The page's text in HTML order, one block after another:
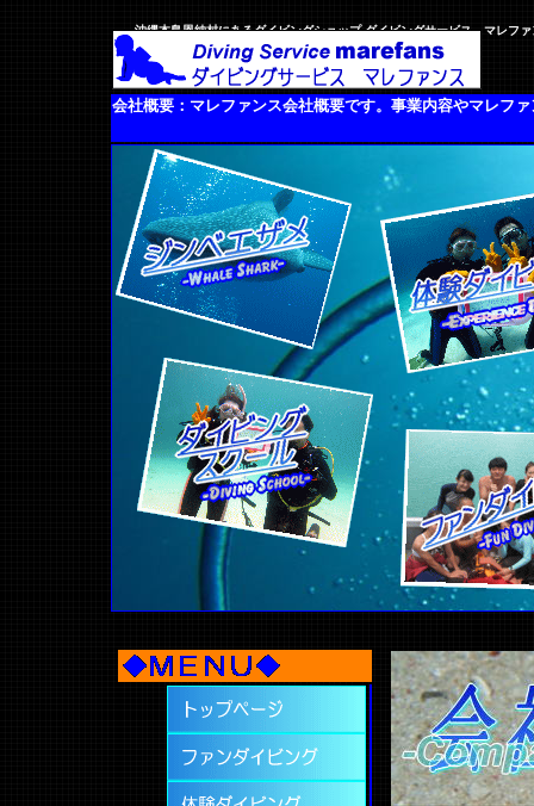
会社概要：マレファンス会社概要です。事業内容やマレフ
沖縄本島恩納村にあるダイビングショップ ダイビングサービス マレフ